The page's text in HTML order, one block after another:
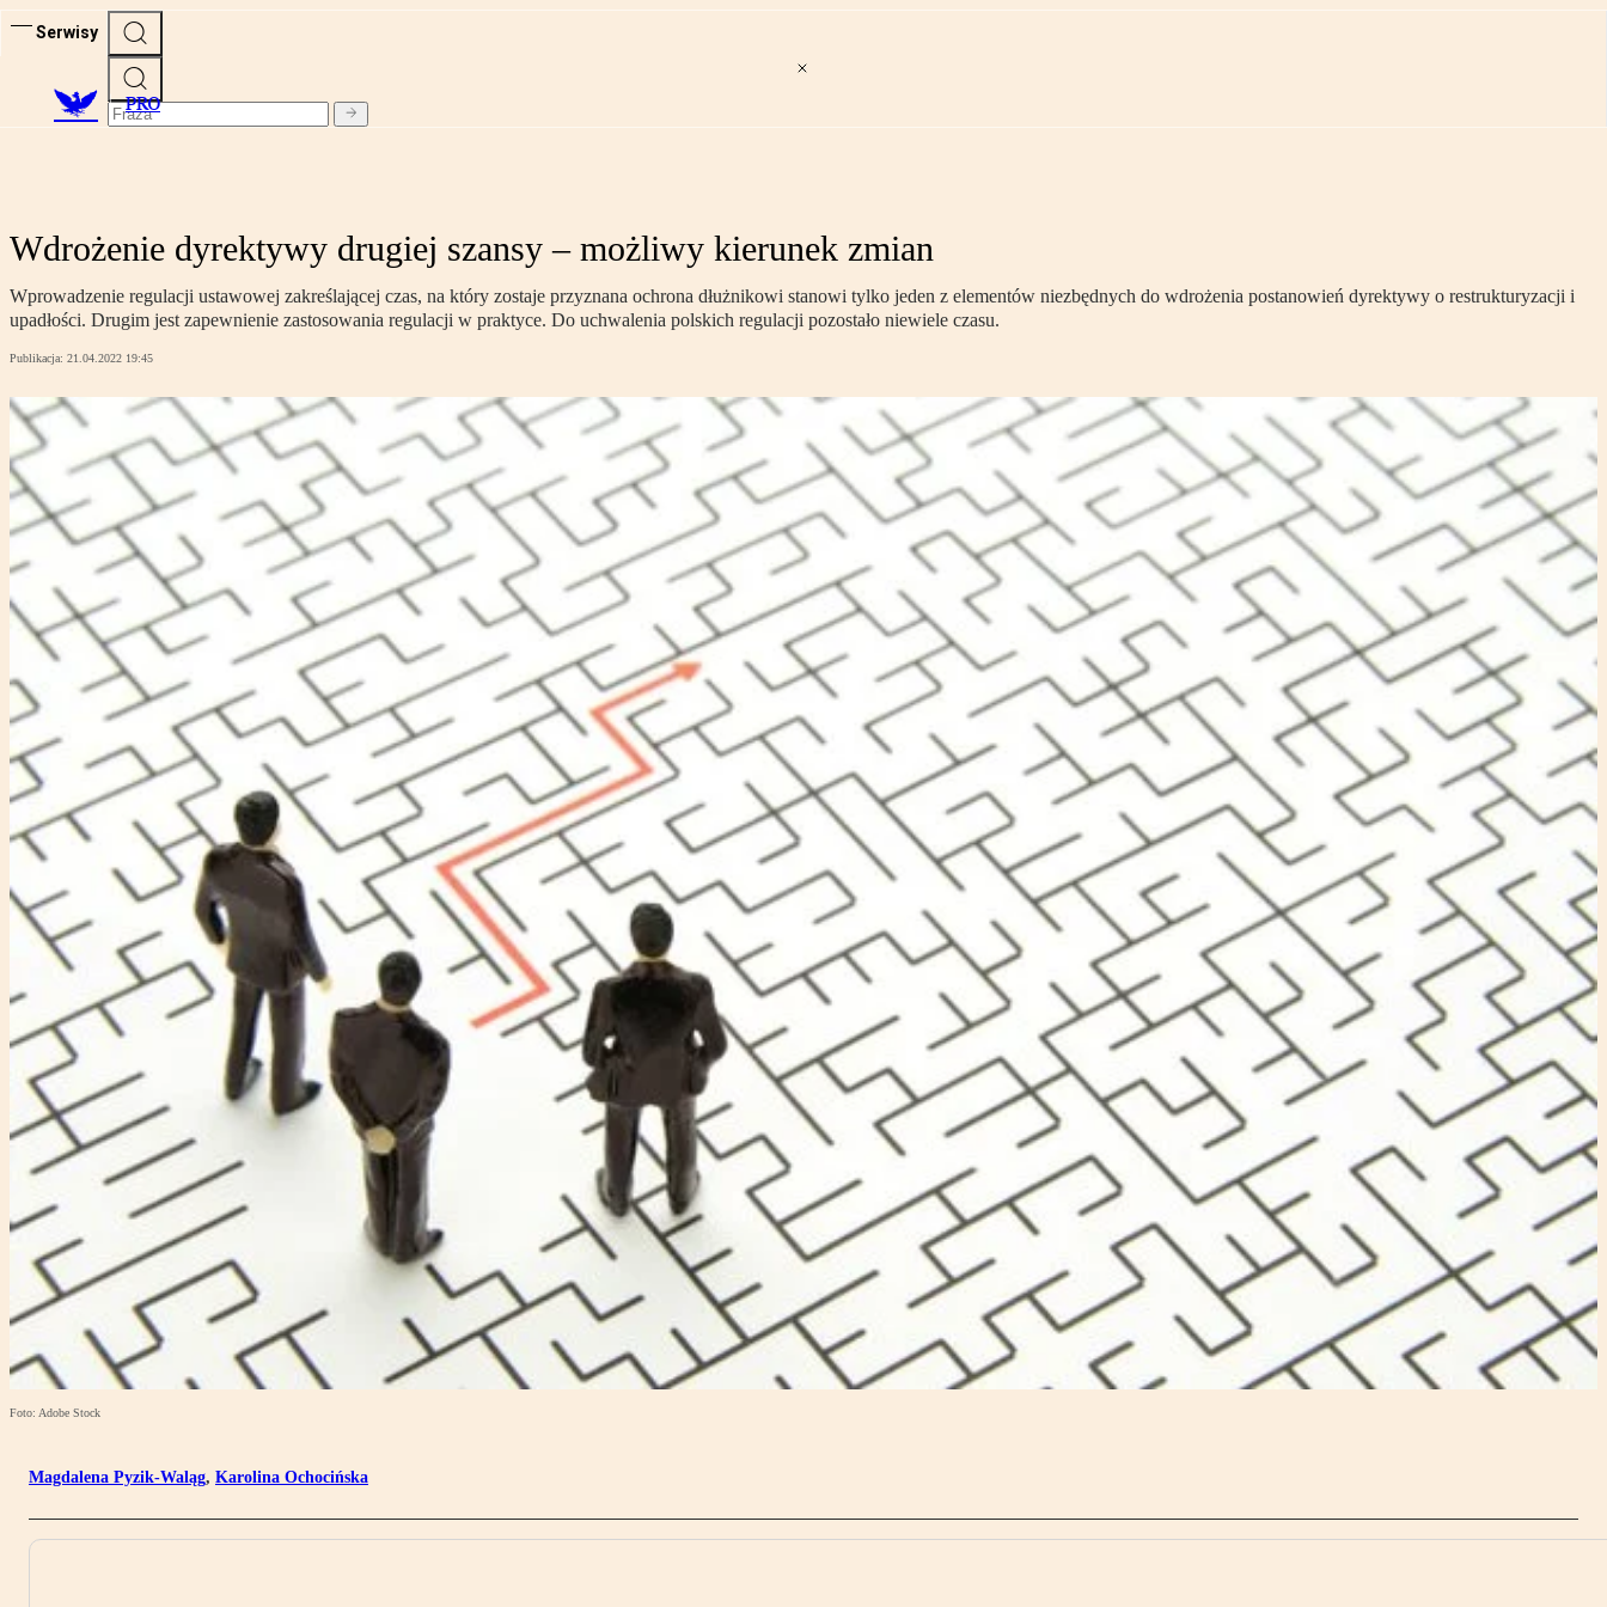
Serwisy
PRO
Wdrożenie dyrektywy drugiej szansy – możliwy kierunek zmian
Wprowadzenie regulacji ustawowej zakreślającej czas, na który zostaje przyznana ochrona dłużnikowi stanowi tylko jeden z elementów niezbędnych do wdrożenia postanowień dyrektywy o restrukturyzacji i
upadłości. Drugim jest zapewnienie zastosowania regulacji w praktyce. Do uchwalenia polskich regulacji pozostało niewiele czasu.
Publikacja: 21.04.2022 19:45
Foto: Adobe Stock
Magdalena Pyzik-Waląg, Karolina Ochocińska